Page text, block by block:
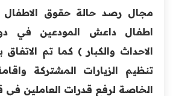
مجال رصد حالة حقوق الاطفال
اطفال داعش المودعين في
الاحداث ‏والكبار ) كما تم
تنظيم الزيارات ‏المشتركة
الخاصة لرفع قدرات العاملين